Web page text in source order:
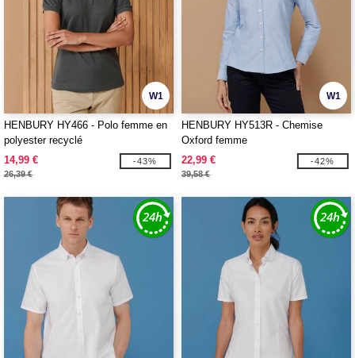
W1
HENBURY HY466 - Polo femme en
polyester recyclé
14,99 €
26,39 €
-43%
W1
HENBURY HY513R - Chemise
Oxford femme
22,99 €
39,58 €
-42%